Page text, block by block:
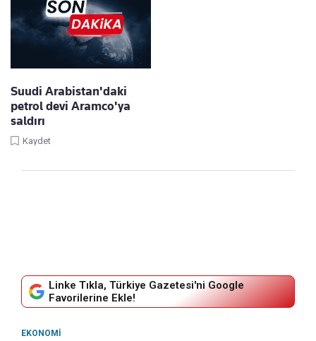
Suudi Arabistan'daki
petrol devi Aramco'ya
saldırı
Kaydet
Linke Tıkla, Türkiye Gazetesi'ni Google
Favorilerine Ekle!
EKONOMI